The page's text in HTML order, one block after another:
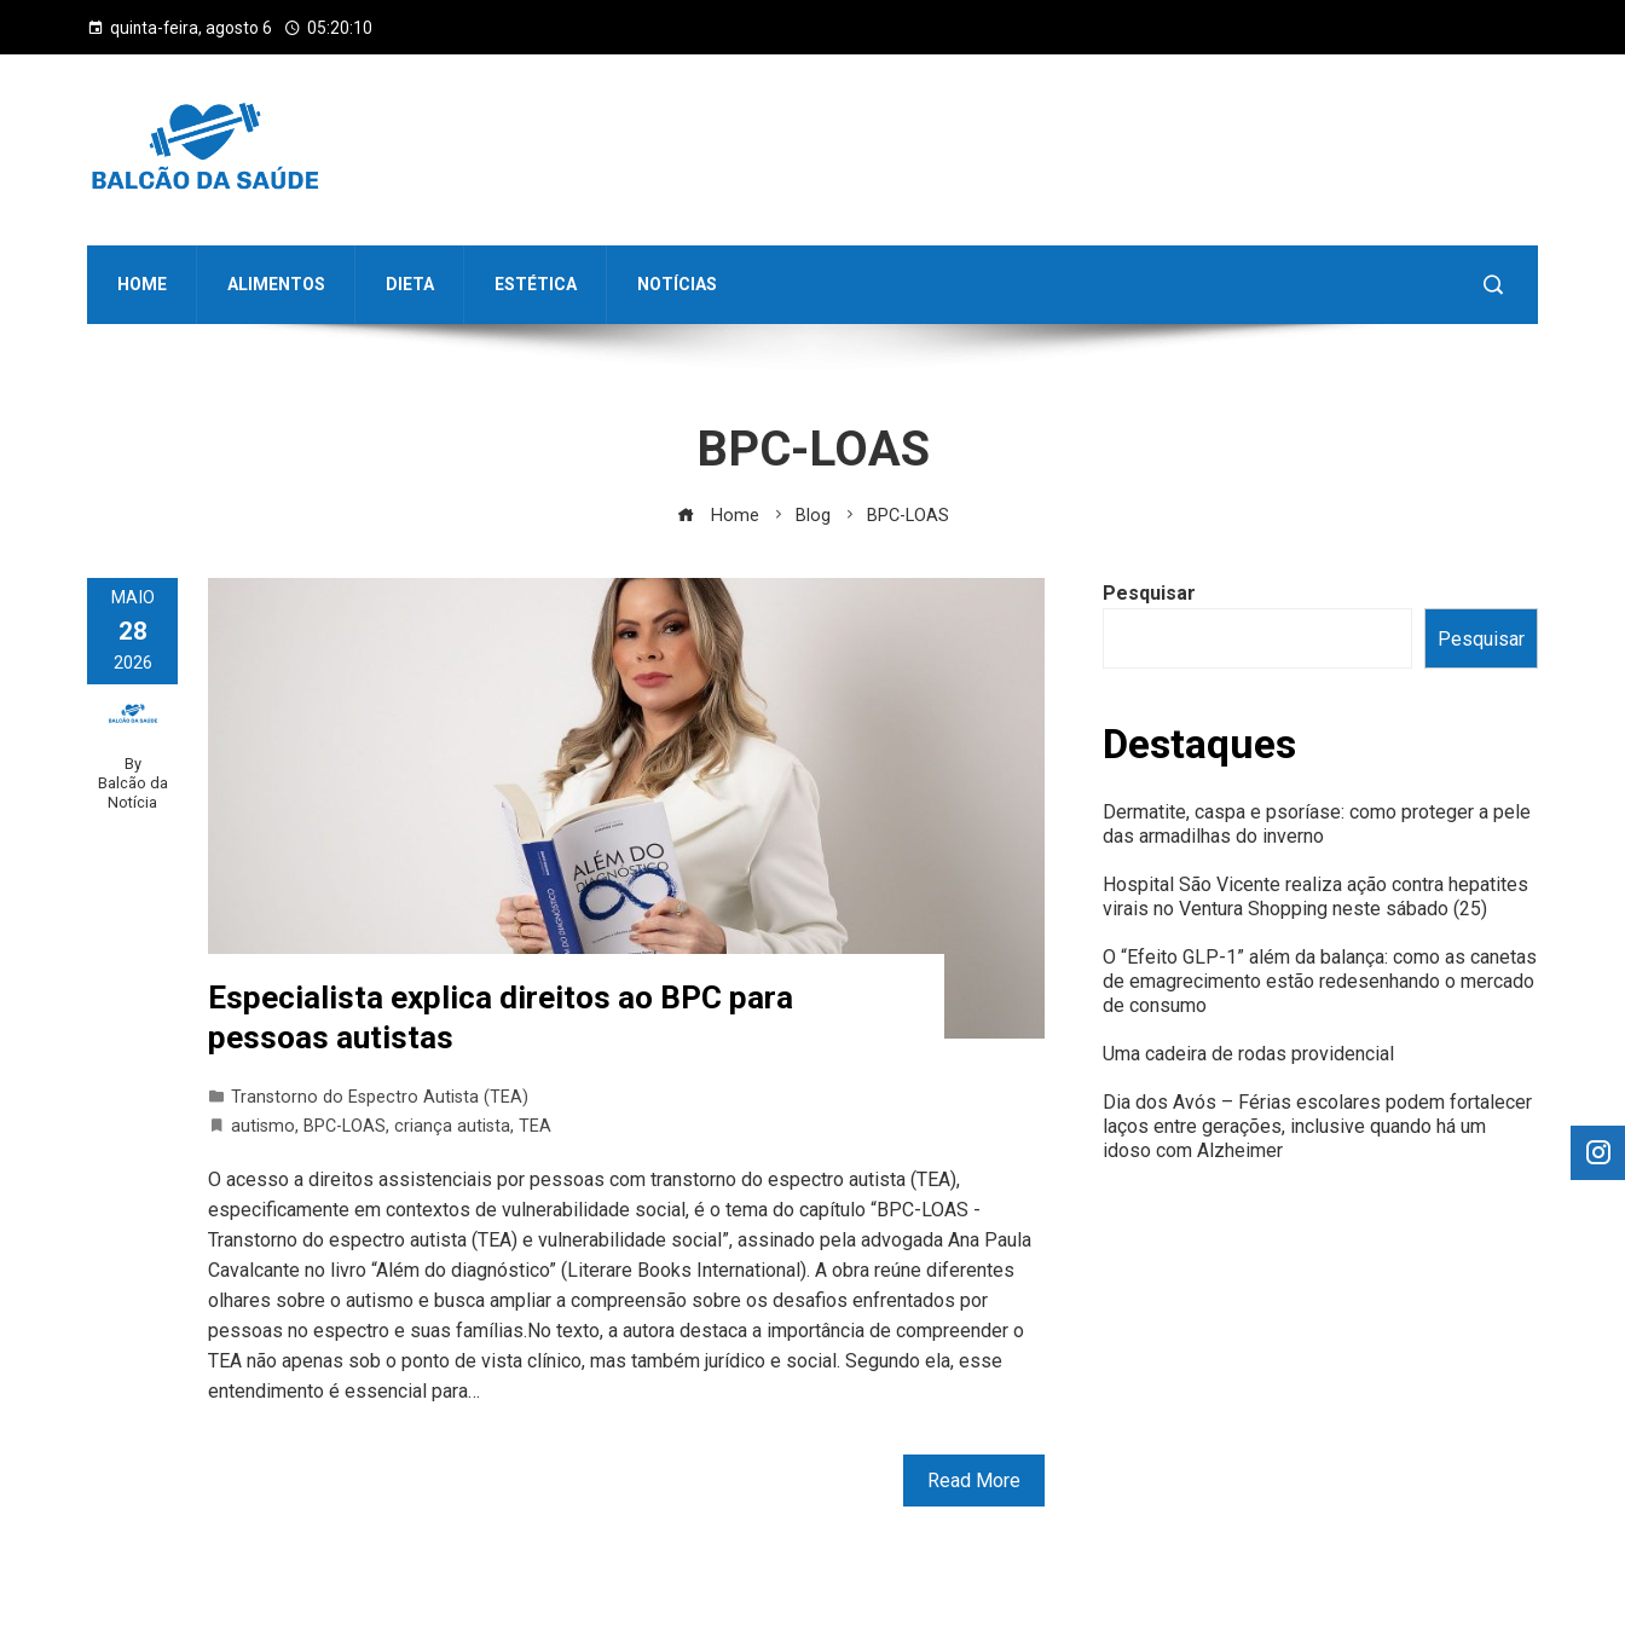
quinta-feira, agosto 6 05:20:10
HOME ALIMENTOS DIETA ESTÉTICA NOTÍCIAS
BPC-LOAS
Home Blog BPC-LOAS
MAIO
28
2026
By
Balcão da
Notícia
Especialista explica direitos ao BPC para
pessoas autistas
Transtorno do Espectro Autista (TEA)
autismo, BPC-LOAS, criança autista, TEA
O acesso a direitos assistenciais por pessoas com transtorno do espectro autista (TEA),
especificamente em contextos de vulnerabilidade social, é o tema do capítulo “BPC-LOAS -
Transtorno do espectro autista (TEA) e vulnerabilidade social”, assinado pela advogada Ana Paula
Cavalcante no livro “Além do diagnóstico” (Literare Books International). A obra reúne diferentes
olhares sobre o autismo e busca ampliar a compreensão sobre os desafios enfrentados por
pessoas no espectro e suas famílias.No texto, a autora destaca a importância de compreender o
TEA não apenas sob o ponto de vista clínico, mas também jurídico e social. Segundo ela, esse
entendimento é essencial para…
Read More
Pesquisar
Pesquisar
Destaques
Dermatite, caspa e psoríase: como proteger a pele
das armadilhas do inverno
Hospital São Vicente realiza ação contra hepatites
virais no Ventura Shopping neste sábado (25)
O “Efeito GLP-1” além da balança: como as canetas
de emagrecimento estão redesenhando o mercado
de consumo
Uma cadeira de rodas providencial
Dia dos Avós – Férias escolares podem fortalecer
laços entre gerações, inclusive quando há um
idoso com Alzheimer